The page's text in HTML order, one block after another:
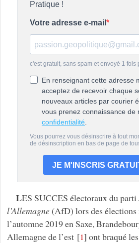
LES SUCCES électoraux du parti
l’Allemagne(AfD) lors des élections
l’automne 2019 en Saxe,
Allemagne de l’est[1] ont braqué